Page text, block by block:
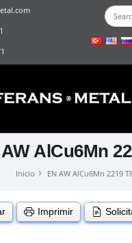
AlCu6Mn
Inicio EN AW AlCu6Mn 2219
Imprimir